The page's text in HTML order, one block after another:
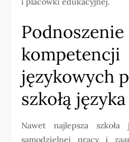
Podnoszenie
kompetencji
językowych
szkołą języka
Nawet najlepsza
samodzielnej pracy i